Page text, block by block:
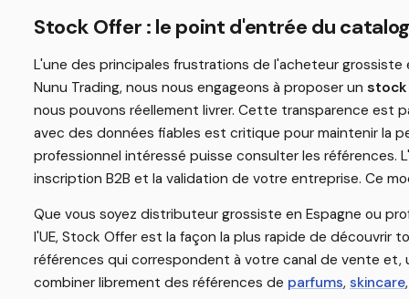
Stock Offer : le point d'entrée du
L'une des principales frustrations de l'acheteur
Nunu Trading, nous nous engageons à proposer un
nous pouvons réellement livrer. Cette transparence
avec des données fiables est critique pour maintenir la
professionnel intéressé puisse consulter les
inscription B2B et la validation de votre entreprise. Ce
Que vous soyez distributeur grossiste en Espagne ou
l'UE, Stock Offer est la façon la plus rapide de découvrir
références qui correspondent à votre canal de vente et,
combiner librement des références de parfums, skincare